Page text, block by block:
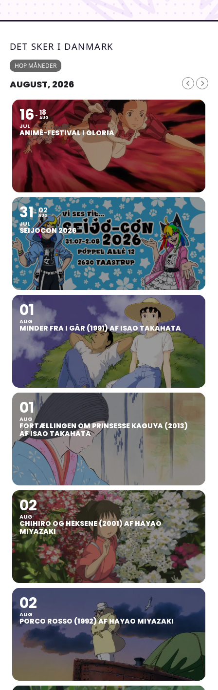
DET SKER I DANMARK
HOP MÅNEDER
AUGUST, 2026
16
JUL
18
AUG
ANIMÉ-FESTIVAL I GLORIA
31
JUL
02
AUG
SEIJOCON 2026
01
AUG
MINDER FRA I GÅR (1991) AF ISAO TAKAHATA
01
AUG
FORTÆLLINGEN OM PRINSESSE KAGUYA (2013)
AF ISAO TAKAHATA
02
AUG
CHIHIRO OG HEKSENE (2001) AF HAYAO
MIYAZAKI
02
AUG
PORCO ROSSO (1992) AF HAYAO MIYAZAKI